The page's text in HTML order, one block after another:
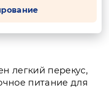
легкий перекус,
питание для